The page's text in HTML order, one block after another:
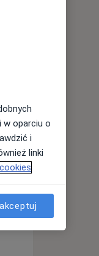
Pon,
10 Sie
w oparciu o
i
linki